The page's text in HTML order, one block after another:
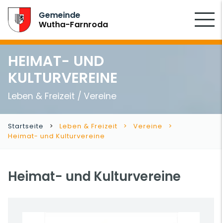
Gemeinde
Wutha-Farnroda
HEIMAT- UND
KULTURVEREINE
Leben & Freizeit / Vereine
Startseite Leben & Freizeit
Vereine
Heimat- und Kulturvereine
Heimat- und Kulturvereine